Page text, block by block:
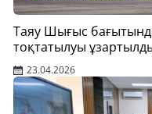
Таяу Шығыс
тоқтатылуы
23.04.2026